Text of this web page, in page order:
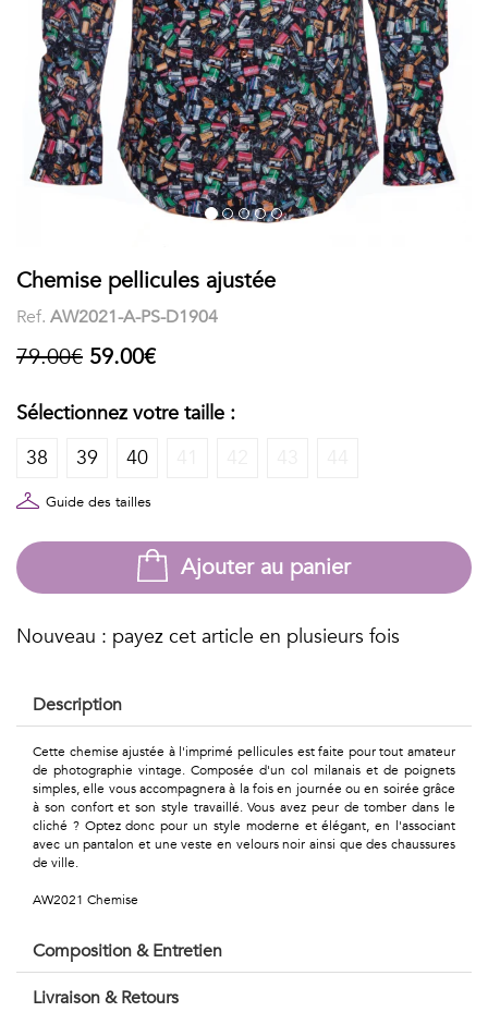
Col
Stand-
Voir
LES
IMPRIMÉES
Faune
&
Flore
Géométriques
Talents
&
Métiers
motifs
Urbain
Pop
Voyages
Vintage
courtes
POLOS
FEMME
Imprimés
Chaussettes
Boxers
Accessoires
Chemise pellicules ajustée
Ref. AW2021-A-PS-D1904
79.00€ 59.00€
Sélectionnez votre taille :
38
39 40
Guide des tailles
Ajouter au panier
Nouveau : payez cet article en plusieurs fois
Description
Cette chemise ajustée à l'imprimé pellicules est faite pour tout amateur
de photographie vintage. Composée d'un col milanais et de poignets
simples, elle vous accompagnera à la fois en journée ou en soirée grâce
à son confort et son style travaillé. Vous avez peur de tomber dans le
cliché ? Optez donc pour un style moderne et élégant, en l'associant
avec un pantalon et une veste en velours noir ainsi que des chaussures
de ville.
AW2021 Chemise
Composition & Entretien
Livraison & Retours